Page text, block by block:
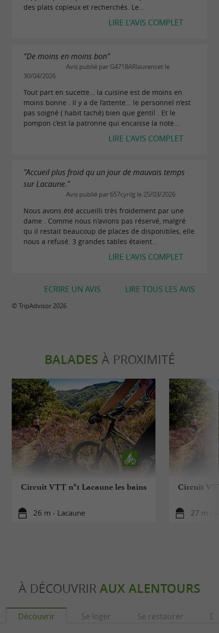
des plats copieux et recherchés. Le...
LIRE L'AVIS COMPLET
"De moins en moins bon"
Avis publié par G4718ARlaurencet le
30/04/2026
Tout part en sucette… la cuisine est de moins en
moins bonne . Il y a de l’attente… le personnel n’est
pas soigné ( habit taché) bien que gentil . Et le
pompon c’est la patronne qui encaisse la note...
LIRE L'AVIS COMPLET
"Accueil plus froid qu un jour de mauvais temps
sur Lacaune."
Avis publié par 657cyrilg le 25/03/2026
Nous avons été accueilli très froidement par une
dame . Comme nous n'avions pas réservé, malgré
qu il restait beaucoup de places de disponibles, elle
nous a refusé. 3 grandes tables étaient...
LIRE L'AVIS COMPLET
LIRE TOUS LES AVIS
ECRIRE UN AVIS
© TripAdvisor 2026
BALADES À PROXIMITÉ
Circuit VTT n°1 Lacaune les bains
26 m - Lacaune
Circuit
27 m -
À DÉCOUVRIR AUX ALENTOURS
Découvrir Se loger Se restaurer